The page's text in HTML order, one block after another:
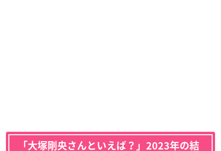
「大塚剛央さんといえば？」2023年の結